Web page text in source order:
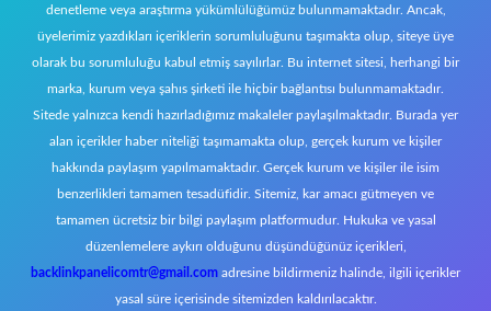
denetleme veya araştırma yükümlülüğümüz bulunmamaktadır. Ancak,
üyelerimiz yazdıkları içeriklerin sorumluluğunu taşımakta olup, siteye üye
olarak bu sorumluluğu kabul etmiş sayılırlar. Bu internet sitesi, herhangi bir
marka, kurum veya şahıs şirketi ile hiçbir bağlantısı bulunmamaktadır.
Sitede yalnızca kendi hazırladığımız makaleler paylaşılmaktadır. Burada yer
alan içerikler haber niteliği taşımamakta olup, gerçek kurum ve kişiler
hakkında paylaşım yapılmamaktadır. Gerçek kurum ve kişiler ile isim
benzerlikleri tamamen tesadüfidir. Sitemiz, kar amacı gütmeyen ve
tamamen ücretsiz bir bilgi paylaşım platformudur. Hukuka ve yasal
düzenlemelere aykırı olduğunu düşündüğünüz içerikleri,
backlinkpanelicomtr@gmail.com adresine bildirmeniz halinde, ilgili içerikler
yasal süre içerisinde sitemizden kaldırılacaktır.